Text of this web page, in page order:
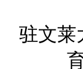
驻文莱